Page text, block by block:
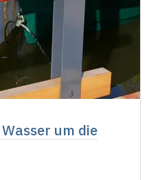
um die